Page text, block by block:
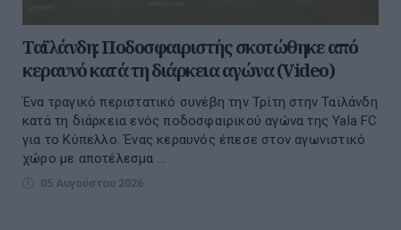
Ταϊλάνδη: Ποδοσφαιριστής σκοτώθηκε από
κεραυνό κατά τη διάρκεια αγώνα (Video)
Ένα τραγικό περιστατικό συνέβη την Τρίτη στην Ταϊλάνδη
κατά τη διάρκεια ενός ποδοσφαιρικού αγώνα της Yala FC
για το Κύπελλο. Ένας κεραυνός έπεσε στον αγωνιστικό
χώρο με αποτέλεσμα ...
05 Αυγούστου 2026